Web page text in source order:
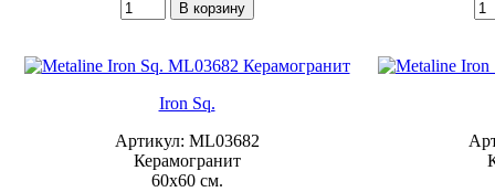
Iron Sq.
Артикул: ML03682
Керамогранит
60x60 см.